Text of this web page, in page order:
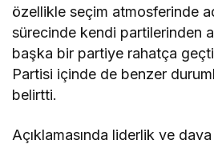
özellikle seçim atmosferinde
sürecinde kendi partilerinden
başka bir partiye rahatça
Partisi içinde de benzer
belirtti.
Açıklamasında liderlik ve dava